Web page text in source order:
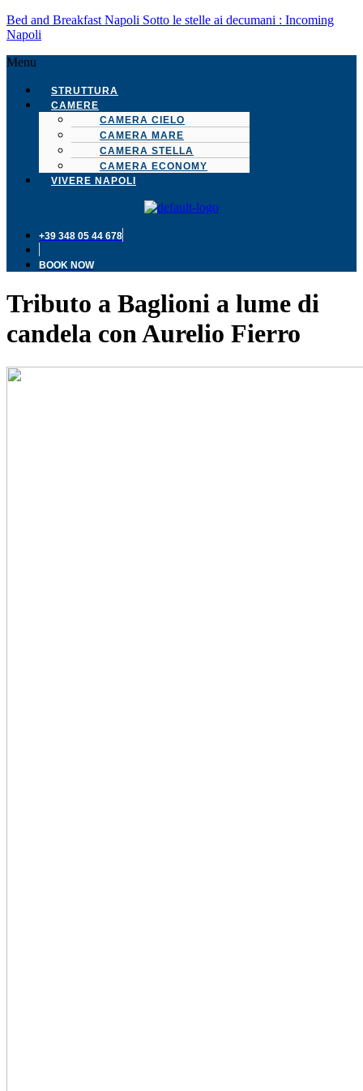
Bed and Breakfast Napoli Sotto le stelle ai decumani : Incoming
Napoli
Menu
STRUTTURA
CAMERE
CAMERA CIELO
CAMERA MARE
CAMERA STELLA
CAMERA ECONOMY
VIVERE NAPOLI
+39 348 05 44 678
BOOK NOW
Tributo a Baglioni a lume di
candela con Aurelio Fierro